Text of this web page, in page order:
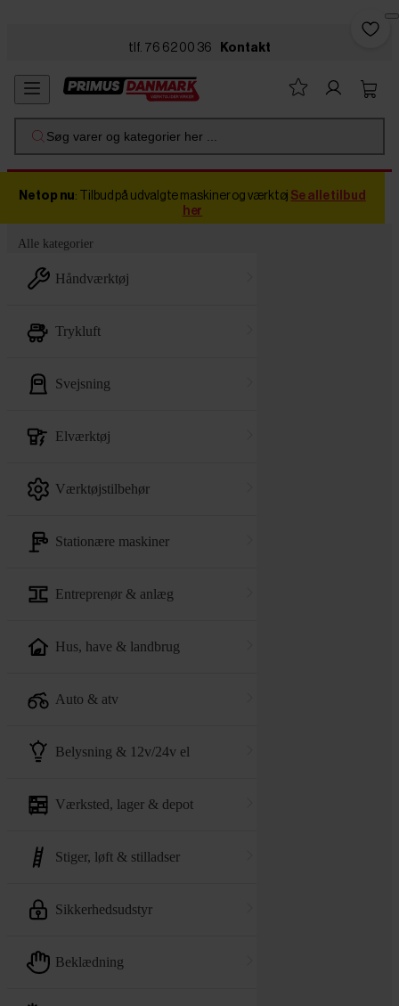
tlf. 76 62 00 36 Kontakt
Søg varer og kategorier her ...
Netop nu: Tilbud på udvalgte maskiner og værktøj Se alle tilbud
her
Alle kategorier
håndværktøj
trykluft
svejsning
elværktøj
værktøjstilbehør
stationære maskiner
entreprenør & anlæg
hus, have & landbrug
auto & atv
belysning & 12v/24v el
værksted, lager & depot
stiger, løft & stilladser
sikkerhedsudstyr
beklædning